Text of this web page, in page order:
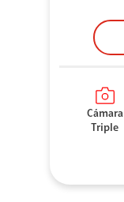
Cámara
Triple